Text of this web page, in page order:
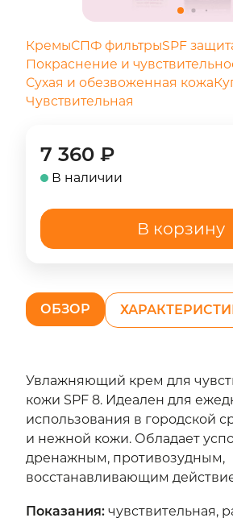
КремыСПФ фильтрыSPF
Покраснение и
Сухая и обезвоженная кожа
Чувствительная
7 360 ₽
В наличии
В корзину
ОБЗОР
Увлажняющий крем для
кожи SPF 8. Идеален для
использования в городской
и нежной кожи. Обладает
дренажным, противозудным,
восстанавливающим
Показания:чувствительная,